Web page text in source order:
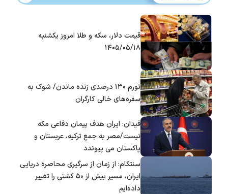
قیمت دلار، سکه و طلا امروز یکشنبه
۱۴۰۵/۰۵/۱۸
تورم ۱۳۰ درصدی زنده ماندن/ شوک به
سفره‌های خالی کارگران
فیدان: ایران هدف پیمان دفاعی مکه
نیست/مصر به جمع ترکیه، عربستان و
پاکستان می پیوندد
سنتکام: از زمان از سرگیری محاصره دریایی
ایران، مسیر بیش از ۵۰ کشتی را تغییر
داده‌ایم